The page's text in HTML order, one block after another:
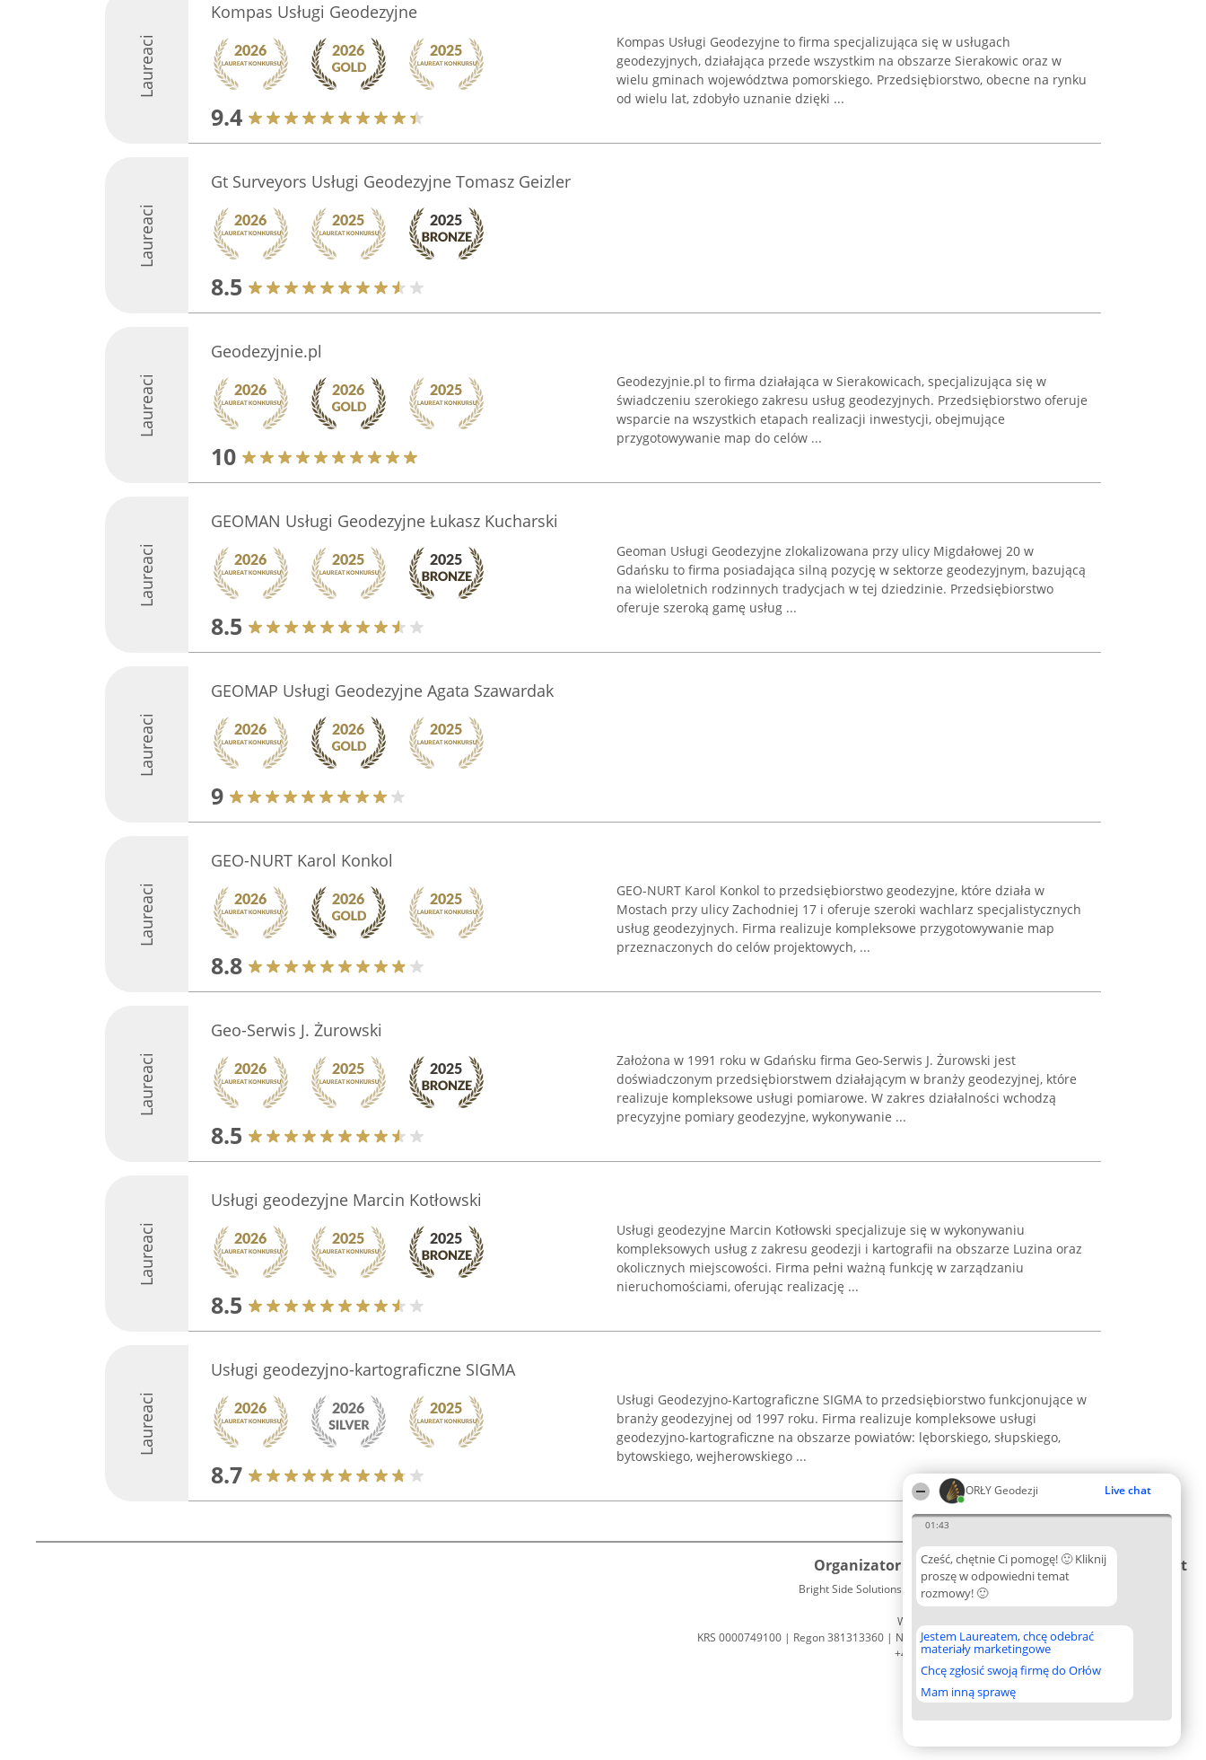
ORŁY Geodezji Live chat
01:43
Cześć, chętnie Ci pomogę! 🙂 Kliknij
proszę w odpowiedni temat
rozmowy! 🙂
Jestem Laureatem, chcę odebrać
materiały marketingowe
Chcę zgłosić swoją firmę do Orłów
Mam inną sprawę
Laureaci
Kompas Usługi Geodezyjne
9.4
Kompas Usługi Geodezyjne to firma specjalizująca się w usługach
geodezyjnych, działająca przede wszystkim na obszarze Sierakowic oraz w
wielu gminach województwa pomorskiego. Przedsiębiorstwo, obecne na rynku
od wielu lat, zdobyło uznanie dzięki ...
Laureaci
Gt Surveyors Usługi Geodezyjne Tomasz Geizler
8.5
Laureaci
Geodezyjnie.pl
10
Geodezyjnie.pl to firma działająca w Sierakowicach, specjalizująca się w
świadczeniu szerokiego zakresu usług geodezyjnych. Przedsiębiorstwo oferuje
wsparcie na wszystkich etapach realizacji inwestycji, obejmujące
przygotowywanie map do celów ...
Laureaci
GEOMAN Usługi Geodezyjne Łukasz Kucharski
8.5
Geoman Usługi Geodezyjne zlokalizowana przy ulicy Migdałowej 20 w
Gdańsku to firma posiadająca silną pozycję w sektorze geodezyjnym, bazującą
na wieloletnich rodzinnych tradycjach w tej dziedzinie. Przedsiębiorstwo
oferuje szeroką gamę usług ...
Laureaci
GEOMAP Usługi Geodezyjne Agata Szawardak
9
Laureaci
GEO-NURT Karol Konkol
8.8
GEO-NURT Karol Konkol to przedsiębiorstwo geodezyjne, które działa w
Mostach przy ulicy Zachodniej 17 i oferuje szeroki wachlarz specjalistycznych
usług geodezyjnych. Firma realizuje kompleksowe przygotowywanie map
przeznaczonych do celów projektowych, ...
Laureaci
Geo-Serwis J. Żurowski
8.5
Założona w 1991 roku w Gdańsku firma Geo-Serwis J. Żurowski jest
doświadczonym przedsiębiorstwem działającym w branży geodezyjnej, które
realizuje kompleksowe usługi pomiarowe. W zakres działalności wchodzą
precyzyjne pomiary geodezyjne, wykonywanie ...
Laureaci
Usługi geodezyjne Marcin Kotłowski
8.5
Usługi geodezyjne Marcin Kotłowski specjalizuje się w wykonywaniu
kompleksowych usług z zakresu geodezji i kartografii na obszarze Luzina oraz
okolicznych miejscowości. Firma pełni ważną funkcję w zarządzaniu
nieruchomościami, oferując realizację ...
Laureaci
Usługi geodezyjno-kartograficzne SIGMA
8.7
Usługi Geodezyjno-Kartograficzne SIGMA to przedsiębiorstwo funkcjonujące w
branży geodezyjnej od 1997 roku. Firma realizuje kompleksowe usługi
geodezyjno-kartograficzne na obszarze powiatów: lęborskiego, słupskiego,
bytowskiego, wejherowskiego ...
Organizator plebiscytu
Bright Side Solutions sp. z o. o. sp. k.
ul. Ruska 22
Wrocław 50-079
KRS 0000749100 | Regon 381313360 | NIP 8943132676
+48 508 492 400
Plebiscyt
Lista
Laureatów
Zasady
Regulamin
Prywatności
Kontakt